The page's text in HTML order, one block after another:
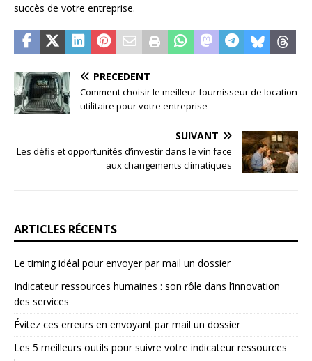
succès de votre entreprise.
PRÉCÉDENT
Comment choisir le meilleur fournisseur de location
utilitaire pour votre entreprise
SUIVANT
Les défis et opportunités d’investir dans le vin face
aux changements climatiques
ARTICLES RÉCENTS
Le timing idéal pour envoyer par mail un dossier
Indicateur ressources humaines : son rôle dans l’innovation
des services
Évitez ces erreurs en envoyant par mail un dossier
Les 5 meilleurs outils pour suivre votre indicateur ressources